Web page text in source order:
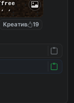
free
, ,
Креатив
19